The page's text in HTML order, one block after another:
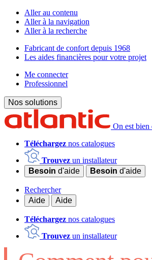
Aller au contenu
Aller à la navigation
Aller à la recherche
Fabricant de confort depuis 1968
Les aides financières pour votre projet
Me connecter
Professionnel
Nos solutions
On est bien
Téléchargez nos catalogues
Trouvez un installateur
Besoin d'aide Besoin d'aide
Rechercher
Aide
Aide
Téléchargez nos catalogues
Trouvez un installateur